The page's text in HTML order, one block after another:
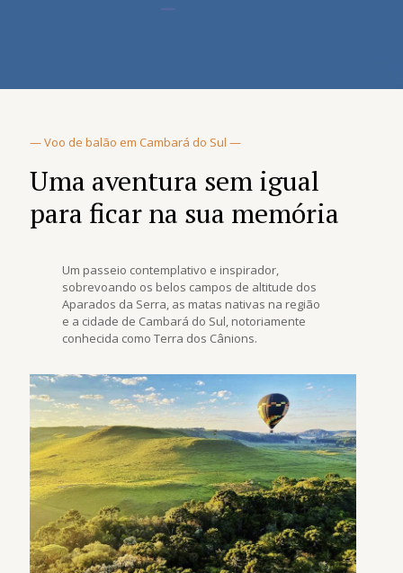
— Voo de balão em Cambará do Sul —
Uma aventura sem igual
para ficar na sua memória
Um passeio contemplativo e inspirador,
sobrevoando os belos campos de altitude dos
Aparados da Serra, as matas nativas na região
e a cidade de Cambará do Sul, notoriamente
conhecida como Terra dos Cânions.